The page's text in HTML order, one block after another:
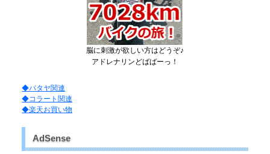
脳に刺激が欲しい方はどうぞ♪
アドレナリンどばばーっ！
◆パタヤ関連
◆コラート関連
◆楽天お買い物
AdSense